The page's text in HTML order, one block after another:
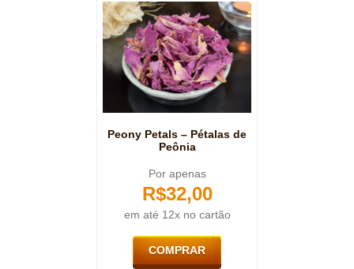
Peony Petals – Pétalas de
Peônia
Por apenas
R$32,00
em até 12x no cartão
COMPRAR